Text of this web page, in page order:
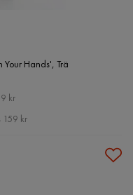
Hands', Trä
kr
159 kr